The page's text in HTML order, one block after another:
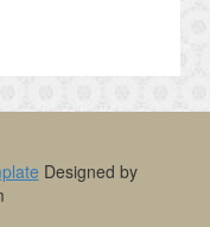
Designed by